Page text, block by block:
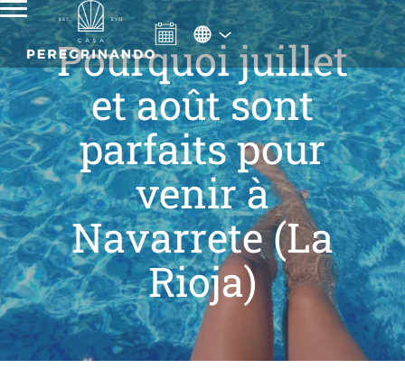
Pourquoi juillet
et août sont
parfaits pour
venir à
Navarrete (La
Rioja)